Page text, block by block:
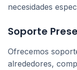
necesidades
Soporte
Ofrecemos
alrededores,